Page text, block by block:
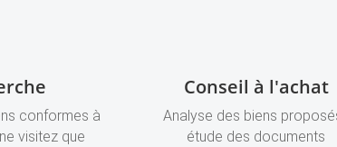
conformes à
visitez que
Conseil à l'achat
Analyse des biens
étude des documents